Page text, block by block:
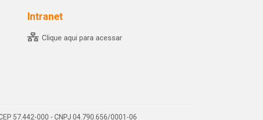
Intranet
Clique aqui para acessar
57.442-000 - CNPJ 04.790.656/0001-06